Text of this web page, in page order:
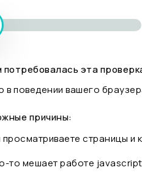
потребовалась эта
в поведении вашего
причины:
просматриваете страницы
то мешает работе